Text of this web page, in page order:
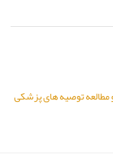
توصیه های پزشکی